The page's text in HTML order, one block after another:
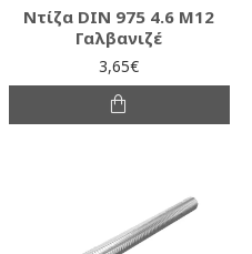
Ντίζα DIN 975 4.6 M12
Γαλβανιζέ
3,65€